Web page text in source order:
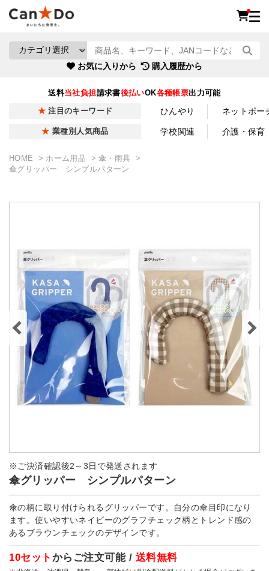
お気に入りから 購入履歴から
送料当社負担請求書後払いOK各種帳票出力可能
注目のキーワード ひんやり ネットポー
業種別人気商品 学校関連 介護・保育
HOME ホーム用品
傘・雨具
傘グリッパー シンプルパターン
※ご決済確認後2～3日で発送されます
傘グリッパー シンプルパターン
傘の柄に取り付けられるグリッパーです。自分の傘目印になり
ます。使いやすいネイビーのグラフチェック柄とトレンド感の
あるブラウンチェックのデザインです。
10セット からご注文可能 / 送料無料